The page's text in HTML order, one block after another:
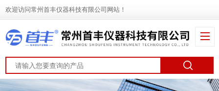
欢迎访问常州首丰仪器科技有限公司网站！